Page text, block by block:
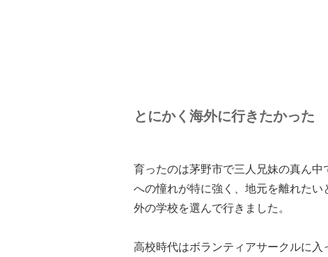
とにかく海外に行きたかった
育ったのは茅野市で三人兄妹の真ん
への憧れが特に強く、地元を離れた
外の学校を選んで行きました。
高校時代はボランティアサークルに